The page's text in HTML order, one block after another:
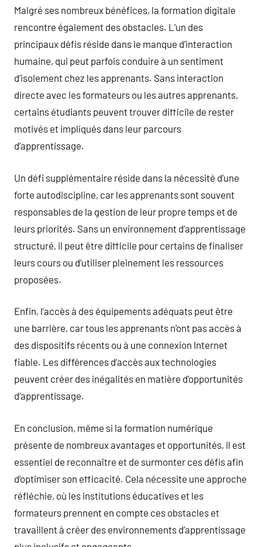
Malgré ses nombreux bénéfices, la formation digitale
rencontre également des obstacles. L’un des
principaux défis réside dans le manque d’interaction
humaine, qui peut parfois conduire à un sentiment
d’isolement chez les apprenants. Sans interaction
directe avec les formateurs ou les autres apprenants,
certains étudiants peuvent trouver difficile de rester
motivés et impliqués dans leur parcours
d’apprentissage.
Un défi supplémentaire réside dans la nécessité d’une
forte autodiscipline, car les apprenants sont souvent
responsables de la gestion de leur propre temps et de
leurs priorités. Sans un environnement d’apprentissage
structuré, il peut être difficile pour certains de finaliser
leurs cours ou d’utiliser pleinement les ressources
proposées.
Enfin, l’accès à des équipements adéquats peut être
une barrière, car tous les apprenants n’ont pas accès à
des dispositifs récents ou à une connexion Internet
fiable. Les différences d’accès aux technologies
peuvent créer des inégalités en matière d’opportunités
d’apprentissage.
En conclusion, même si la formation numérique
présente de nombreux avantages et opportunités, il est
essentiel de reconnaître et de surmonter ces défis afin
d’optimiser son efficacité. Cela nécessite une approche
réfléchie, où les institutions éducatives et les
formateurs prennent en compte ces obstacles et
travaillent à créer des environnements d’apprentissage